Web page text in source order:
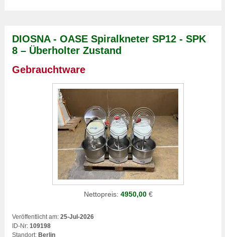
DIOSNA - OASE Spiralkneter SP12 - SPK
8 – Überholter Zustand
Gebrauchtware
Nettopreis: 4950,00€
Veröffentlicht am: 25-Jul-2026
ID-Nr: 109198
Standort: Berlin